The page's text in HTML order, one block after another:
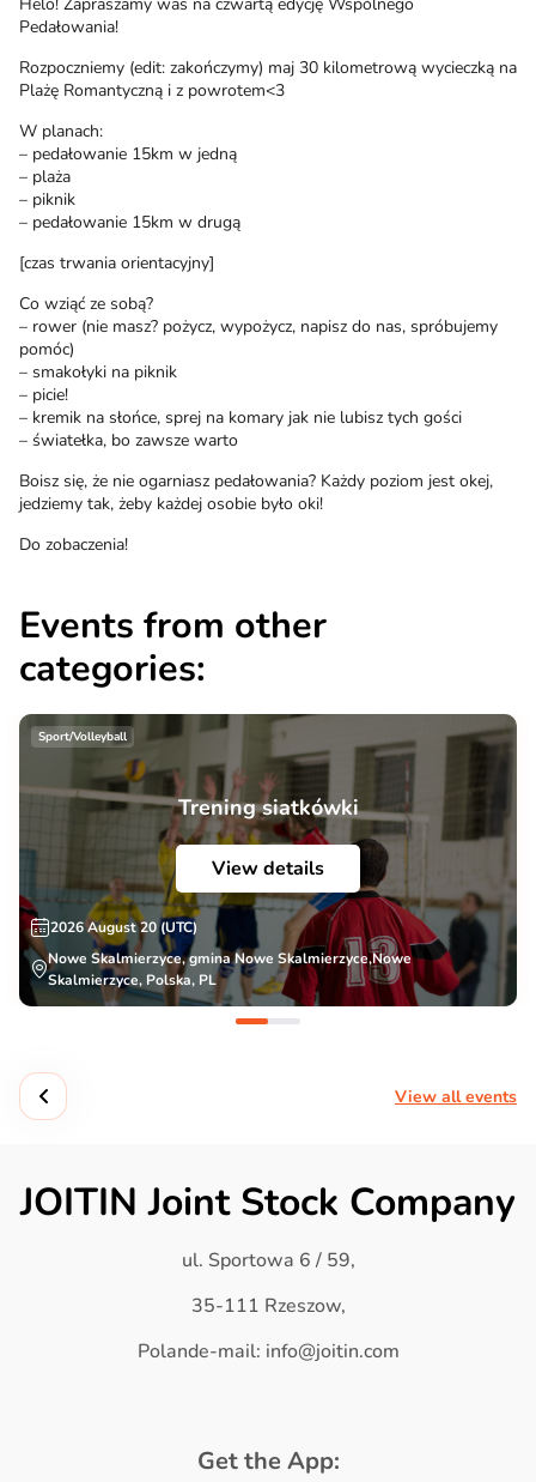
Pedałowania!
Rozpoczniemy (edit: zakończymy) maj 30 kilometrową wycieczką na
Plażę Romantyczną i z powrotem<3
W planach:
– pedałowanie 15km w jedną
– plaża
– piknik
– pedałowanie 15km w drugą
[czas trwania orientacyjny]
Co wziąć ze sobą?
– rower (nie masz? pożycz, wypożycz, napisz do nas, spróbujemy
pomóc)
– smakołyki na piknik
– picie!
– kremik na słońce, sprej na komary jak nie lubisz tych gości
– światełka, bo zawsze warto
Boisz się, że nie ogarniasz pedałowania? Każdy poziom jest okej,
jedziemy tak, żeby każdej osobie było oki!
Do zobaczenia!
Events from other
categories:
Sport/Volleyball
Trening siatkówki
View details
2026 August 20 (UTC)
Nowe Skalmierzyce, gmina Nowe Skalmierzyce,Nowe
Skalmierzyce, Polska, PL
View all events
JOITIN Joint Stock Company
ul. Sportowa 6 / 59,
35-111 Rzeszow,
Polande-mail: info@joitin.com
Get the App: